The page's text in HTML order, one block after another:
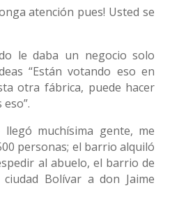
atención pues! Usted se
le daba un negocio solo
“Están votando eso en
otra fábrica, puede hacer
muchísima gente, me
personas; el barrio alquiló
al abuelo, el barrio de
ciudad Bolívar a don Jaime